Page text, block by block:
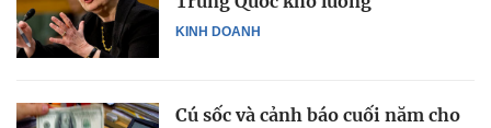
KINH DOANH
Cú sốc và cảnh báo cuối năm cho